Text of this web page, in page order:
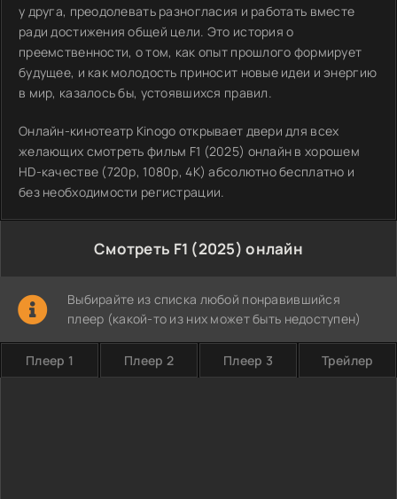
у друга, преодолевать разногласия и работать вместе
ради достижения общей цели. Это история о
преемственности, о том, как опыт прошлого формирует
будущее, и как молодость приносит новые идеи и энергию
в мир, казалось бы, устоявшихся правил.
Онлайн-кинотеатр Kinogo открывает двери для всех
желающих смотреть фильм F1 (2025) онлайн в хорошем
HD-качестве (720p, 1080p, 4K) абсолютно бесплатно и
без необходимости регистрации.
Смотреть F1 (2025) онлайн
Выбирайте из списка любой понравившийся
плеер (какой-то из них может быть недоступен)
Плеер 1 Плеер 2 Плеер 3 Трейлер